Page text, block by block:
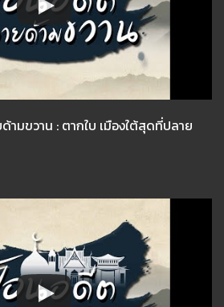
ามขวาน : ตากใบ เมืองใต้สุดที่ปลาย